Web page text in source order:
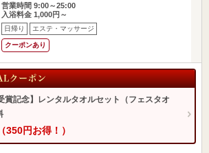
営業時間 9:00～25:00
入浴料金 1,000円～
日帰り エステ・マッサージ
クーポンあり
賞記念】レンタルタオルセット（フェスタオ
350円お得！）